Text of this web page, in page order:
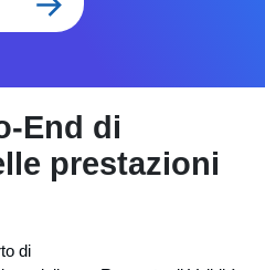
End di
prestazioni
di